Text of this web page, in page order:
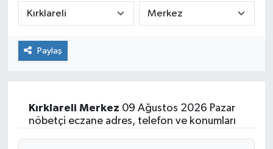
Paylaş
Kırklareli Merkez 09 Ağustos 2026 Pazar
nöbetçi eczane adres, telefon ve konumları